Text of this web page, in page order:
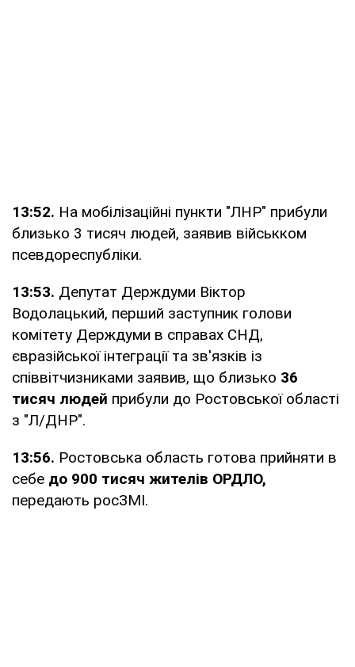
13:52. На мобілізаційні пункти "ЛНР" прибули
близько 3 тисяч людей, заявив військком
псевдореспубліки.
13:53. Депутат Держдуми Віктор
Водолацький, перший заступник голови
комітету Держдуми в справах СНД,
євразійської інтеграції та зв'язків із
співвітчизниками заявив, що близько 36
тисяч людей прибули до Ростовської області
з "Л/ДНР".
13:56. Ростовська область готова прийняти в
себе до 900 тисяч жителів ОРДЛО,
передають росЗМІ.